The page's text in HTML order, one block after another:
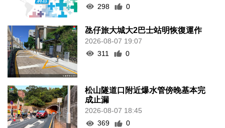
298
0
氹仔旅大城大2巴士站明恢復運作
2026-08-07 19:07
311
0
松山隧道口附近爆水管傍晚基本完
成止漏
2026-08-07 18:45
369
0